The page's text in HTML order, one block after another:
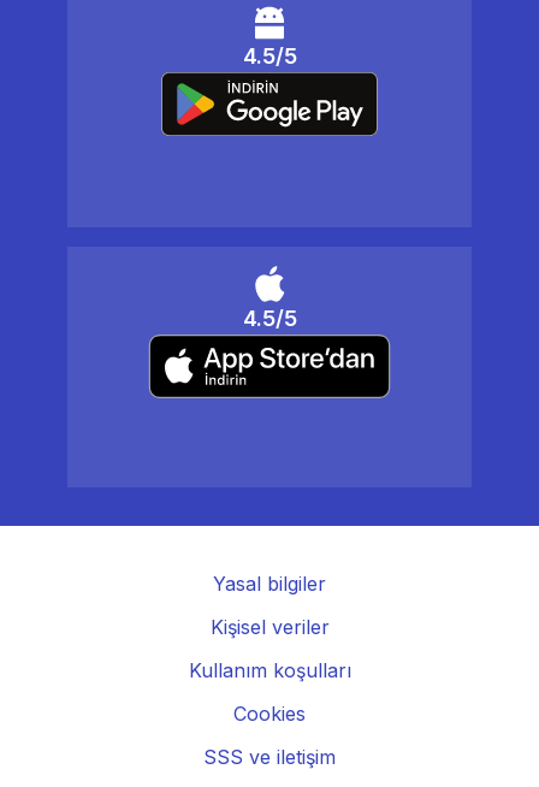
4.5/5
4.5/5
Yasal bilgiler
Kişisel veriler
Kullanım koşulları
Cookies
SSS ve iletişim